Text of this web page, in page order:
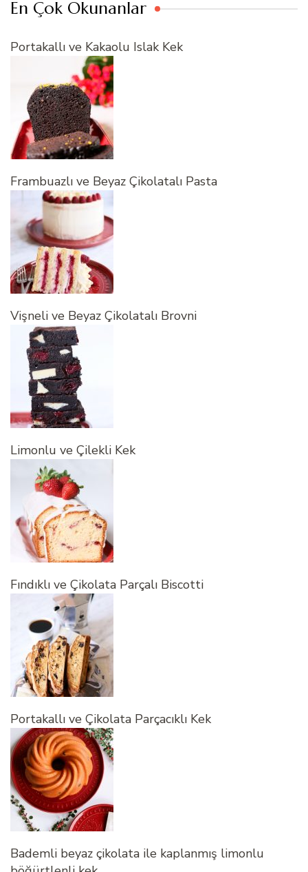
En Çok Okunanlar
Portakallı ve Kakaolu Islak Kek
Frambuazlı ve Beyaz Çikolatalı Pasta
Vişneli ve Beyaz Çikolatalı Brovni
Limonlu ve Çilekli Kek
Fındıklı ve Çikolata Parçalı Biscotti
Portakallı ve Çikolata Parçacıklı Kek
Bademli beyaz çikolata ile kaplanmış limonlu